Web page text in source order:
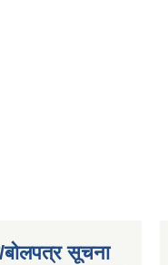
बोलपत्र सूचना